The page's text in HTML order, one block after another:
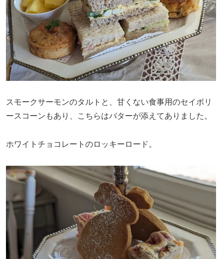
スモークサーモンのタルトと、甘くない食事用のセイボリ
ースコーンもあり、こちらはバターが添えてありました。
ホワイトチョコレートのロッキーロード。